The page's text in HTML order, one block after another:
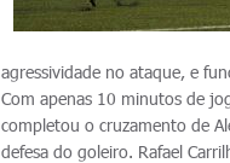
agressividade no ataque, e
Com apenas 10 minutos de
completou o cruzamento de
defesa do goleiro. Rafael